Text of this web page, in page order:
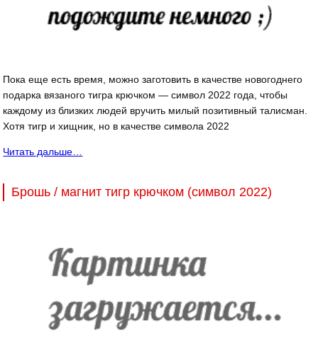
Пока еще есть время, можно заготовить в качестве новогоднего
подарка вязаного тигра крючком — символ 2022 года, чтобы
каждому из близких людей вручить милый позитивный талисман.
Хотя тигр и хищник, но в качестве символа 2022
Читать дальше…
Брошь / магнит тигр крючком (символ 2022)